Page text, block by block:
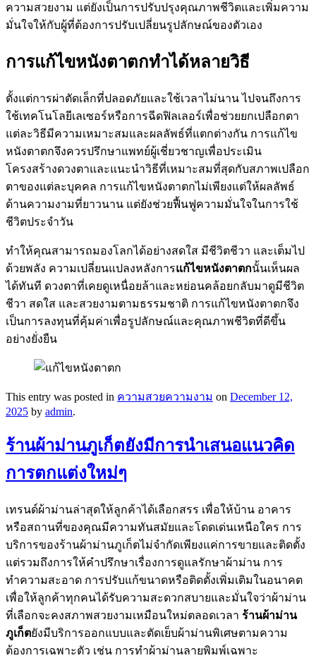
ความสวยงาม แต่ยังเป็นการปรับปรุงคุณภาพชีวิตและเพิ่มความ
มั่นใจให้กับผู้ที่ต้องการปรับเปลี่ยนรูปลักษณ์ของตัวเอง
การแก้ไขหนังตาตกทำได้หลายวิธี
ตั้งแต่การผ่าตัดเล็กที่ปลอดภัยและใช้เวลาไม่นาน ไปจนถึงการ
ใช้เทคโนโลยีเลเซอร์หรือการฉีดฟิลเลอร์เพื่อช่วยยกเปลือกตา
แต่ละวิธีมีความเหมาะสมและผลลัพธ์ที่แตกต่างกัน การแก้ไข
หนังตาตกจึงควรปรึกษาแพทย์ผู้เชี่ยวชาญเพื่อประเมิน
โครงสร้างดวงตาและแนะนำวิธีที่เหมาะสมที่สุดกับสภาพเปลือก
ตาของแต่ละบุคคล การแก้ไขหนังตาตกไม่เพียงแต่ให้ผลลัพธ์
ด้านความงามที่ยาวนาน แต่ยังช่วยฟื้นฟูความมั่นใจในการใช้
ชีวิตประจำวัน
ทำให้คุณสามารถมองโลกได้อย่างสดใส มีชีวิตชีวา และเต็มไป
ด้วยพลัง ความเปลี่ยนแปลงหลังการแก้ไขหนังตาตกนั้นเห็นผล
ได้ทันที ดวงตาที่เคยดูเหนื่อยล้าและหย่อนคล้อยกลับมาดูมีชีวิต
ชีวา สดใส และสวยงามตามธรรมชาติ การแก้ไขหนังตาตกจึง
เป็นการลงทุนที่คุ้มค่าเพื่อรูปลักษณ์และคุณภาพชีวิตที่ดีขึ้น
อย่างยั่งยืน
This entry was posted in ความสวยความงาม on December 12,
2025 by admin.
ร้านผ้าม่านภูเก็ตยังมีการนำเสนอแนวคิด
การตกแต่งใหม่ๆ
เทรนด์ผ้าม่านล่าสุดให้ลูกค้าได้เลือกสรร เพื่อให้บ้าน อาคาร
หรือสถานที่ของคุณมีความทันสมัยและโดดเด่นเหนือใคร การ
บริการของร้านผ้าม่านภูเก็ตไม่จำกัดเพียงแค่การขายและติดตั้ง
แต่รวมถึงการให้คำปรึกษาเรื่องการดูแลรักษาผ้าม่าน การ
ทำความสะอาด การปรับแก้ขนาดหรือติดตั้งเพิ่มเติมในอนาคต
เพื่อให้ลูกค้าทุกคนได้รับความสะดวกสบายและมั่นใจว่าผ้าม่าน
ที่เลือกจะคงสภาพสวยงามเหมือนใหม่ตลอดเวลา ร้านผ้าม่าน
ภูเก็ตยังมีบริการออกแบบและตัดเย็บผ้าม่านพิเศษตามความ
ต้องการเฉพาะตัว เช่น การทำผ้าม่านลายพิมพ์เฉพาะ